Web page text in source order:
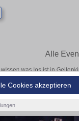
Cookies akzeptieren
Alle
was los ist in
Theateraufführungen